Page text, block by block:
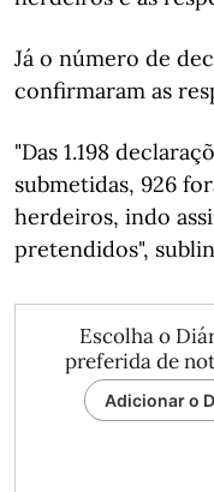
Já o número de
confirmaram as
"Das 1.198
submetidas, 926
herdeiros, indo
pretendidos",
Escolha o
preferida de
Adicionar o